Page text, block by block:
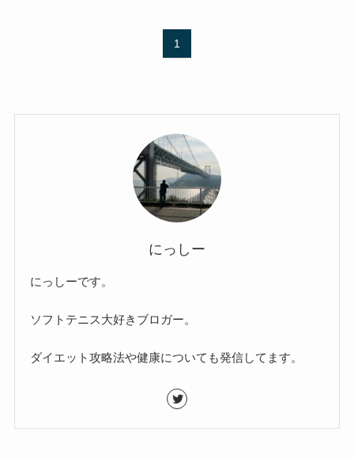
1
にっしー
にっしーです。
ソフトテニス大好きブロガー。
ダイエット攻略法や健康についても発信してます。